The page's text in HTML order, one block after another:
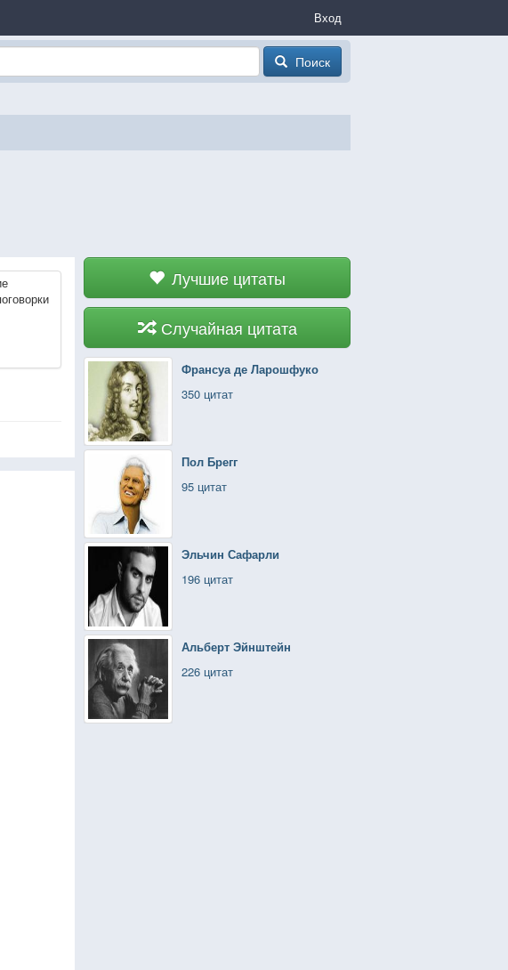
Вход
Поиск
Лучшие цитаты
Случайная цитата
Франсуа де Ларошфуко
350 цитат
Пол Брегг
95 цитат
Эльчин Сафарли
196 цитат
Альберт Эйнштейн
226 цитат